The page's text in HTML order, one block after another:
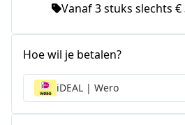
Vanaf 3 stuks slechts
Hoe wil je betalen?
iDEAL | Wero